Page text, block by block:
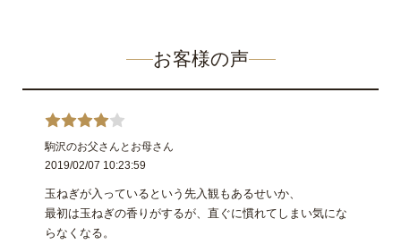
お客様の声
駒沢のお父さんとお母さん
2019/02/07 10:23:59
玉ねぎが入っているという先入観もあるせいか、
最初は玉ねぎの香りがするが、直ぐに慣れてしまい気にな
らなくなる。